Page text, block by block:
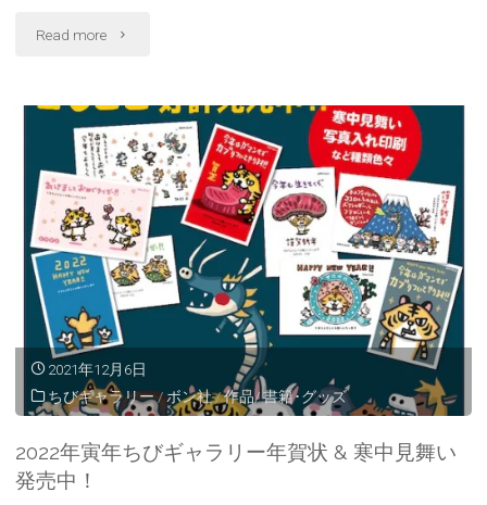
帳
壁
か
け
カ
レ
ン
ダ
Read more "2023
版
ち
び
ギ
ャ
ラ
リ
の
2021年12月6日
ちびギャラリー/ボン社/作品/ 書籍･グッズ
2022年寅年ちびギャラリー年賀状 & 寒中見舞い
発売中！